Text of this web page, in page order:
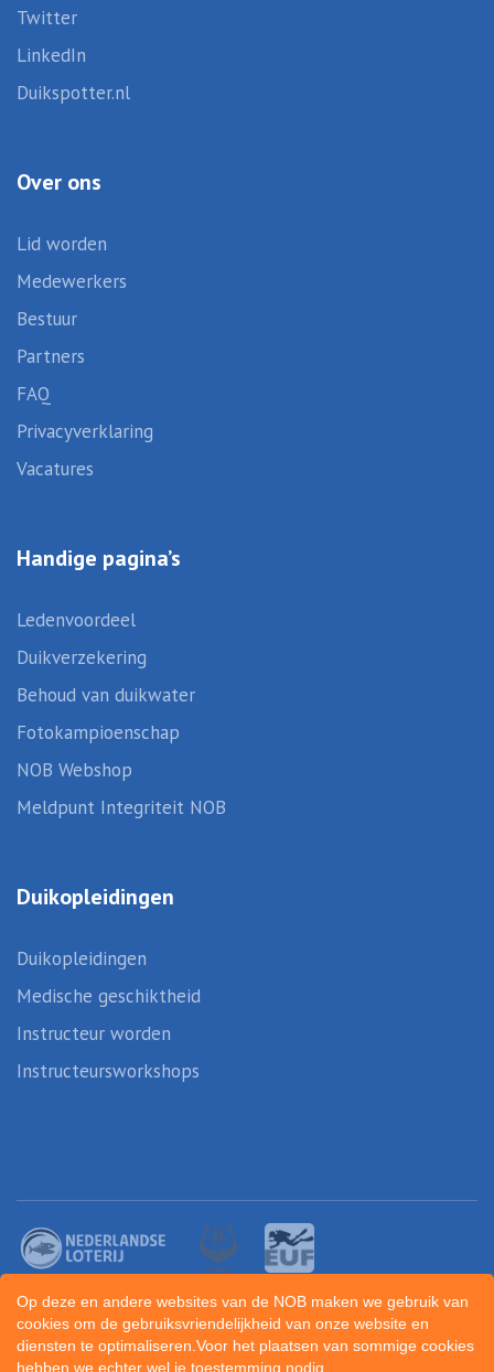
Twitter
LinkedIn
Duikspotter.nl
Over ons
Lid worden
Medewerkers
Bestuur
Partners
FAQ
Privacyverklaring
Vacatures
Handige pagina’s
Ledenvoordeel
Duikverzekering
Behoud van duikwater
Fotokampioenschap
NOB Webshop
Meldpunt Integriteit NOB
Duikopleidingen
Duikopleidingen
Medische geschiktheid
Instructeur worden
Instructeursworkshops
Op deze en andere websites van de NOB maken we gebruik van
cookies om de gebruiksvriendelijkheid van onze website en
diensten te optimaliseren.Voor het plaatsen van sommige cookies
hebben we echter wel je toestemming nodig.